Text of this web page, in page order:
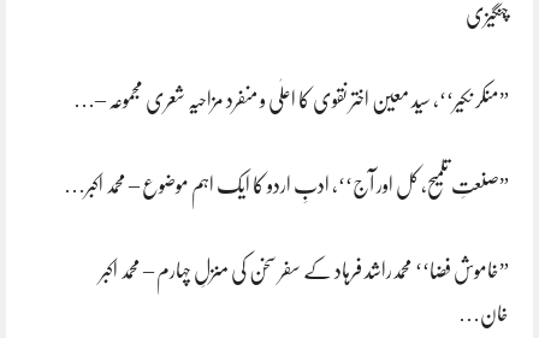
چنگیزی
”منکر نکیر‘‘، سید معین اختر نقوی کا اعلٰی و منفرد مزاحیہ شعری مجموعہ –…
”صنعتِ تلمیح، کل اور آج‘‘، ادبِ اردو کا ایک اہم موضوع – محمد اکبر…
”خاموش فضا‘‘ محمدراشد فرہاد کے سفر سخن کی منزلِ چہارم – محمد اکبر
خان…